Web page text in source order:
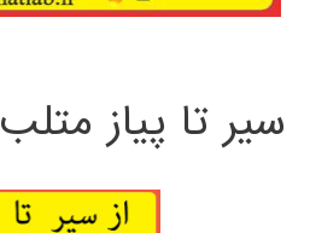
سیر تا پیاز متلب MATLAB